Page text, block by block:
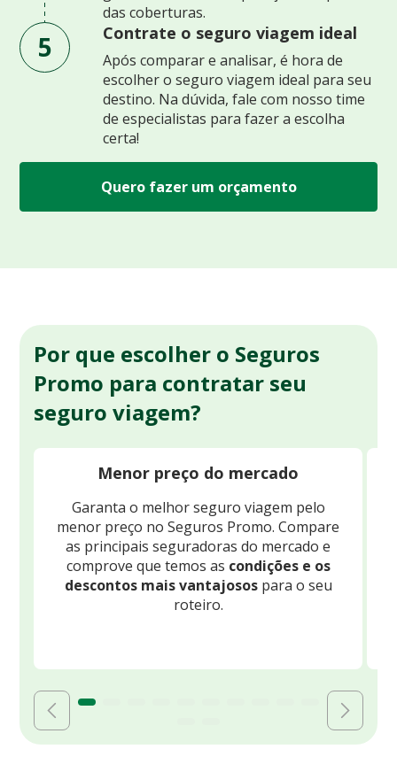
das coberturas.
5 Contrate o seguro viagem ideal
Após comparar e analisar, é hora de
escolher o seguro viagem ideal para seu
destino. Na dúvida, fale com nosso time
de especialistas para fazer a escolha
certa!
Quero fazer um orçamento
Por que escolher o Seguros
Promo para contratar seu
seguro viagem?
Menor preço do mercado
Garanta o melhor seguro viagem pelo
menor preço no Seguros Promo. Compare
as principais seguradoras do mercado e
comprove que temos as condições e os
descontos mais vantajosospara o seu
roteiro.